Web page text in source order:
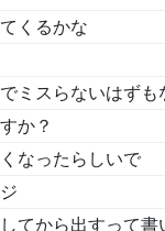
くるかな
ミスらないはずも
か？
なったらしいで
てから出すって書